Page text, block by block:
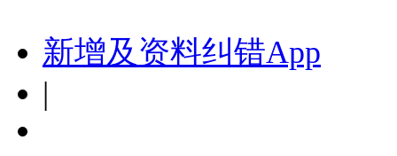
新增及资料纠错App
|